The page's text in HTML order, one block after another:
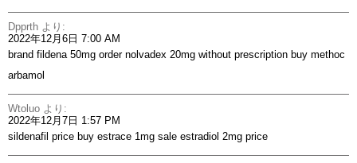
Dpprth より:
2022年12月6日 7:00 AM
brand fildena 50mg order nolvadex 20mg without prescription buy methoc
arbamol
Wtoluo より:
2022年12月7日 1:57 PM
sildenafil price buy estrace 1mg sale estradiol 2mg price